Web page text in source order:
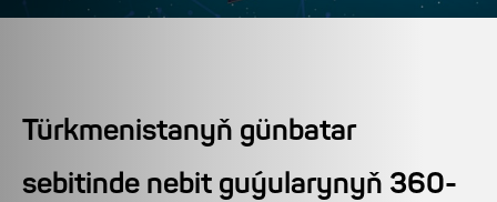
Türkmenistanyň günbatar
sebitinde nebit guýularynyň 360-